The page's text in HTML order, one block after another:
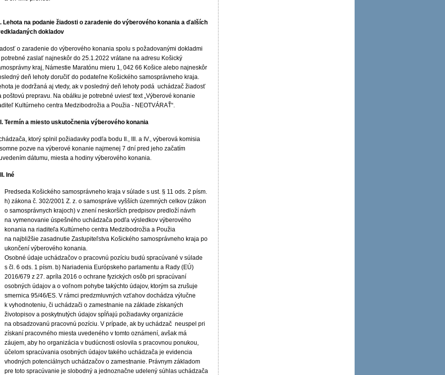
Lehota na podanie žiadosti o zaradenie do výberového konania a ďalších
dokladov
o zaradenie do výberového konania spolu s požadovanými dokladmi
zaslať najneskôr do 25.1.2022 vrátane na adresu Košický
kraj, Námestie Maratónu mieru 1, 042 66 Košice alebo najneskôr
deň lehoty doručiť do podateľne Košického samosprávneho kraja.
je dodržaná aj vtedy, ak v posledný deň lehoty podá uchádzač žiadosť
poštovú prepravu. Na obálku je potrebné uviesť text „Výberové konanie
Kultúrneho centra Medzibodrožia a Použia - NEOTVÁRAŤ“.
Termín a miesto uskutočnenia výberového konania
ktorý splnil požiadavky podľa bodu II., III. a IV., výberová komisia
pozve na výberové konanie najmenej 7 dní pred jeho začatím
dátumu, miesta a hodiny výberového konania.
Iné
Predseda Košického samosprávneho kraja v súlade s ust. § 11 ods. 2 písm.
h) zákona č. 302/2001 Z. z. o samospráve vyšších územných celkov (zákon
o samosprávnych krajoch) v znení neskorších predpisov predloží návrh
na vymenovanie úspešného uchádzača podľa výsledkov výberového
konania na riaditeľa Kultúrneho centra Medzibodrožia a Použia
na najbližšie zasadnutie Zastupiteľstva Košického samosprávneho kraja po
ukončení výberového konania.
Osobné údaje uchádzačov o pracovnú pozíciu budú spracúvané v súlade
s čl. 6 ods. 1 písm. b) Nariadenia Európskeho parlamentu a Rady (EÚ)
2016/679 z 27. apríla 2016 o ochrane fyzických osôb pri spracúvaní
osobných údajov a o voľnom pohybe takýchto údajov, ktorým sa zrušuje
smernica 95/46/ES. V rámci predzmluvných vzťahov dochádza výlučne
k vyhodnoteniu, či uchádzači o zamestnanie na základe získaných
životopisov a poskytnutých údajov spĺňajú požiadavky organizácie
na obsadzovanú pracovnú pozíciu. V prípade, ak by uchádzač neuspel pri
získaní pracovného miesta uvedeného v tomto oznámení, avšak má
záujem, aby ho organizácia v budúcnosti oslovila s pracovnou ponukou,
účelom spracúvania osobných údajov takého uchádzača je evidencia
vhodných potenciálnych uchádzačov o zamestnanie. Právnym základom
pre toto spracúvanie je slobodný a jednoznačne udelený súhlas uchádzača